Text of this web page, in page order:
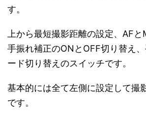
す。
上から最短撮影距離の設定、AFと
手振れ補正のONとOFF切り替え
ード切り替えのスイッチです。
基本的には全て左側に設定して撮
です。